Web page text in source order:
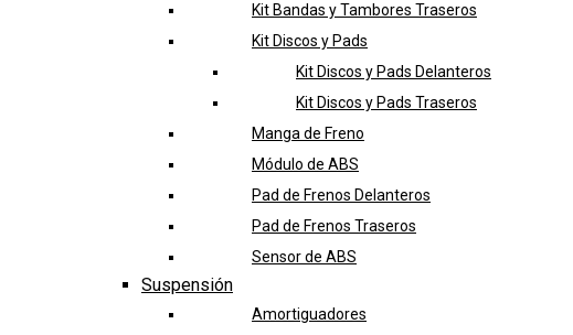
Kit Bandas y Tambores Traseros
Kit Discos y Pads
Kit Discos y Pads Delanteros
Kit Discos y Pads Traseros
Manga de Freno
Módulo de ABS
Pad de Frenos Delanteros
Pad de Frenos Traseros
Sensor de ABS
Suspensión
Amortiguadores